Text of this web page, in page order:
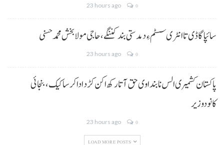
23 hours ago 0
سائپا گاڈی تا انٹری سسٹم ءِ دمدستی بند کننگے، حاجی مولا بخش محمد حسنی
23 hours ago 0
پاکستان کشمیری الس نا بنداوی حق آتا رکھ اکن کڑد ادا کرسا کیک ،بنجائی
کانودوزیر
23 hours ago 0
LOAD MORE POSTS